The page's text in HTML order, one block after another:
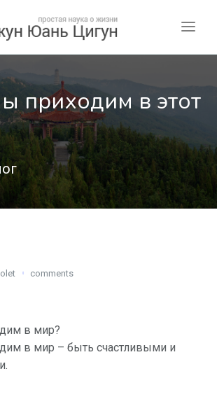
приходим в этот
comments
в мир?
в мир – быть счастливыми и